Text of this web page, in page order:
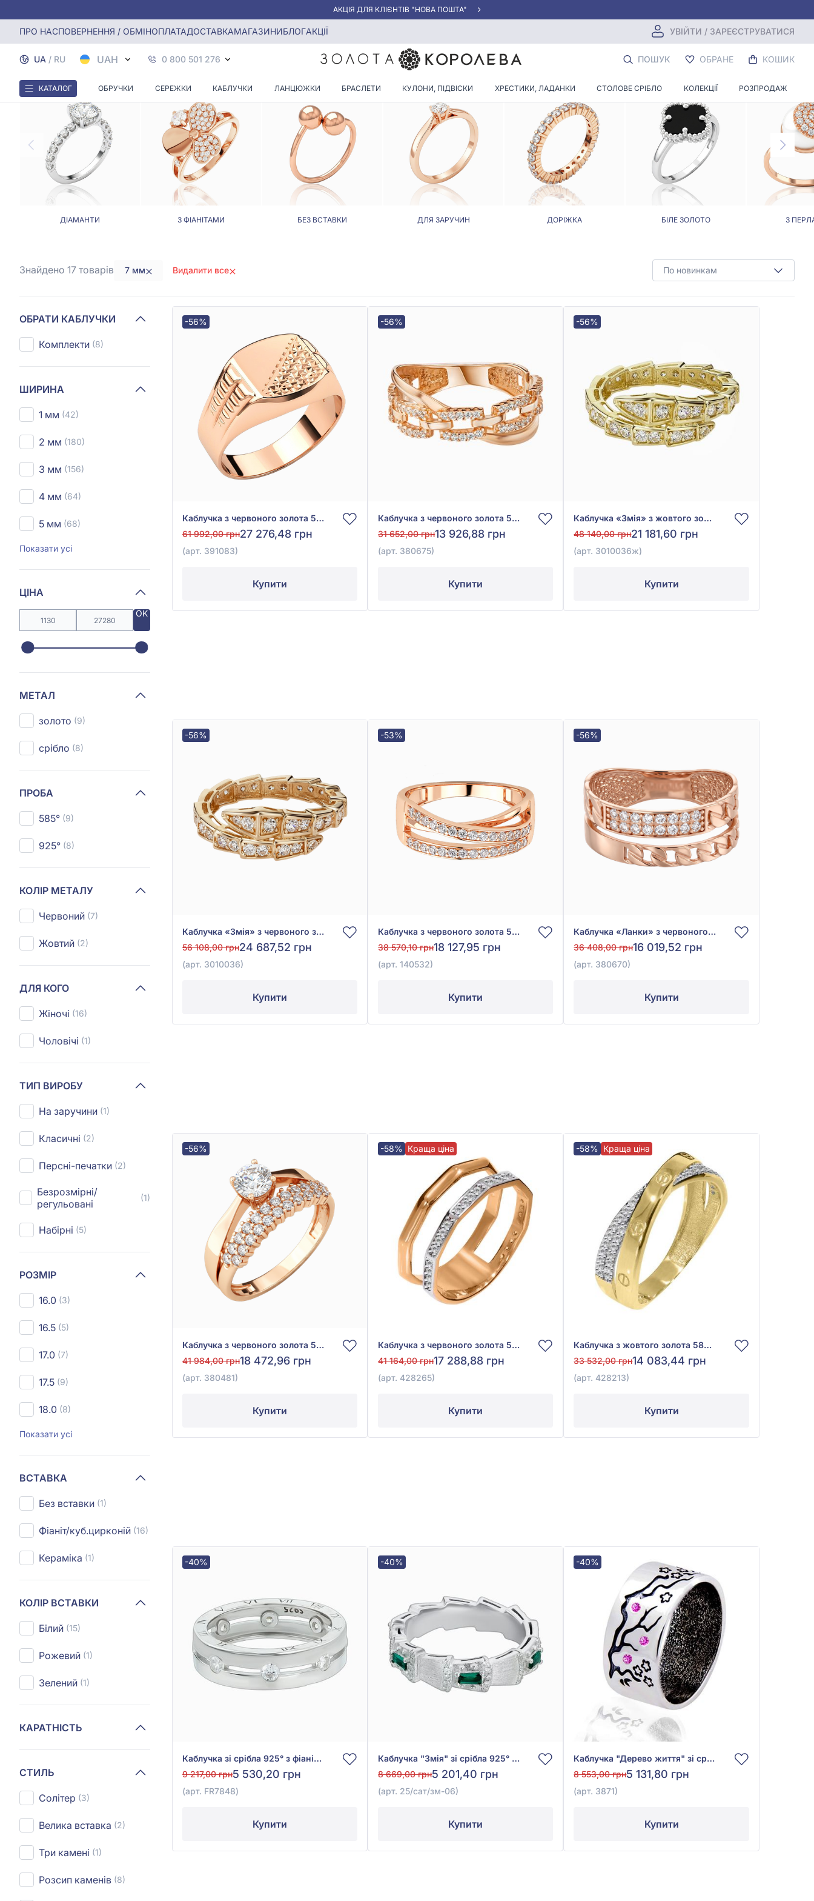
АКЦІЯ ДЛЯ КЛІЄНТІВ "НОВА ПОШТА"
ПРО НАСПОВЕРНЕННЯ / ОБМІНОПЛАТАДОСТАВКАМАГАЗИНИБЛОГАКЦІЇ УВІЙТИ / ЗАРЕЄСТРУВАТИСЯ
UA / RU UAH 0 800 501 276 ПОШУК ОБРАНЕ КОШИК
КАТАЛОГ ОБРУЧКИ СЕРЕЖКИ КАБЛУЧКИ ЛАНЦЮЖКИ БРАСЛЕТИ КУЛОНИ, ПІДВІСКИ ХРЕСТИКИ, ЛАДАНКИ СТОЛОВЕ СРІБЛО КОЛЕКЦІЇ РОЗПРОДАЖ
Головна Каблучки Каблучки ширина (мм): 7
КАБЛУЧКИ ШИРИНА (ММ): 7
ДІАМАНТИ З ФІАНІТАМИ БЕЗ ВСТАВКИ ДЛЯ ЗАРУЧИН ДОРІЖКА БІЛЕ ЗОЛОТО З
По новинкам
Знайдено 17 товарів 7 мм Видалити все
ОБРАТИ КАБЛУЧКИ
Комплекти (8)
ШИРИНА
1 мм (42)
2 мм (180)
3 мм (156)
4 мм (64)
5 мм (68)
Показати усі
ЦІНА
OK
МЕТАЛ
золото (9)
срібло (8)
ПРОБА
585° (9)
925° (8)
КОЛІР МЕТАЛУ
Червоний (7)
Жовтий (2)
ДЛЯ КОГО
Жіночі (16)
Чоловічі (1)
ТИП ВИРОБУ
На заручини (1)
Класичні (2)
Персні-печатки (2)
Безрозмірні/
регульовані
(1)
Набірні (5)
РОЗМІР
16.0 (3)
16.5 (5)
17.0 (7)
17.5 (9)
18.0 (8)
Показати усі
ВСТАВКА
Без вставки (1)
Фіаніт/куб.цирконій (16)
Кераміка (1)
КОЛІР ВСТАВКИ
Білий (15)
Рожевий (1)
Зелений (1)
КАРАТНІСТЬ
СТИЛЬ
Солітер (3)
Велика вставка (2)
Три камені (1)
Розсип каменів (8)
-56%
Каблучка з червоного золота 585°, б/в, арт. 391083
61 992,00 грн27 276,48 грн
(арт. 391083)
Купити
-56%
Каблучка з червоного золота 585° з фіанітом/куб.цирконієм, арт. 380675
31 652,00 грн13 926,88 грн
(арт. 380675)
Купити
-56%
Каблучка «Змія» з жовтого золота 585° з фіанітом/куб.цирконієм, арт. 3010036ж
48 140,00 грн21 181,60 грн
(арт. 3010036ж)
Купити
-56%
Каблучка «Змія» з червоного золота 585° з фіанітом, арт. 3010036
56 108,00 грн24 687,52 грн
(арт. 3010036)
Купити
-53%
Каблучка з червоного золота 585° з фіанітом, арт. 140532
38 570,10 грн18 127,95 грн
(арт. 140532)
Купити
-56%
Каблучка «Ланки» з червоного золота 585° з фіанітом/куб.цирконієм, арт. 380670
36 408,00 грн16 019,52 грн
(арт. 380670)
Купити
-56%
Каблучка з червоного золота 585° з фіанітом/куб.цирконієм, арт. 380481
41 984,00 грн18 472,96 грн
(арт. 380481)
Купити
-58% Краща ціна
Каблучка з червоного золота 585° з фіанітом/куб.цирконієм, арт. 428265
41 164,00 грн17 288,88 грн
(арт. 428265)
Купити
-58% Краща ціна
Каблучка з жовтого золота 585° з фіанітом, арт. 428213
33 532,00 грн14 083,44 грн
(арт. 428213)
Купити
-40%
Каблучка зі срібла 925° з фіанітом/куб.цирконієм, арт. FR7848
9 217,00 грн5 530,20 грн
(арт. FR7848)
Купити
-40%
Каблучка "Змія" зі срібла 925° із зеленим фіанітом/куб.цирконієм та фіанітом/куб.цирконієм, арт. 25/сат/зм-06
8 669,00 грн5 201,40 грн
(арт. 25/сат/зм-06)
Купити
-40%
Каблучка "Дерево життя" зі срібла 925° з рожевим фіанітом/куб.цирконієм, арт. 3871
8 553,00 грн5 131,80 грн
(арт. 3871)
Купити